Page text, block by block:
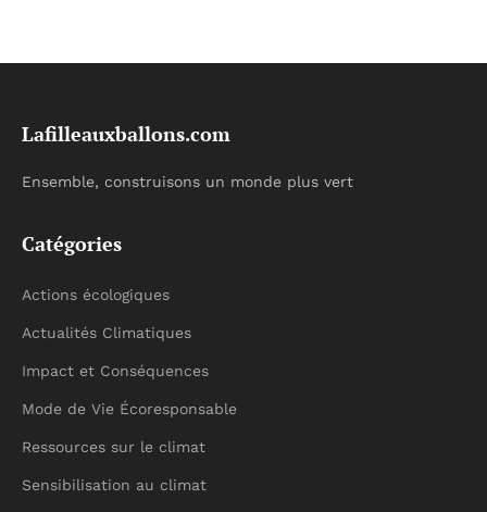
Lafilleauxballons.com
Ensemble, construisons un monde plus vert
Catégories
Actions écologiques
Actualités Climatiques
Impact et Conséquences
Mode de Vie Écoresponsable
Ressources sur le climat
Sensibilisation au climat